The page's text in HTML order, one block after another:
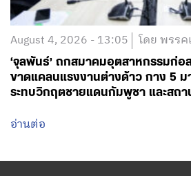
August 4, 2026 - 13:05 โดย พรรค
‘จุลพันธ์’ ถกสมาคมอุตสาหกรรมก่อ
ขาดแคลนแรงงานต่างด้าว กาง 5
ระทบวิกฤตชายแดนกัมพูชา และสถ
อ่านต่อ